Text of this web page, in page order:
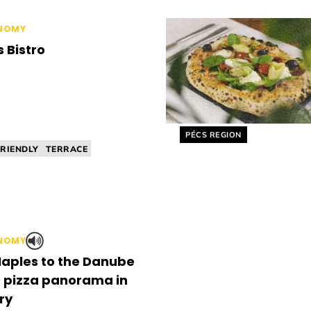
Bistro
TERRACE
Helyszín címkék:
PÉCS REGION
to the Danube
pizza panorama in